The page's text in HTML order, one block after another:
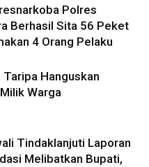
Polres
Berhasil Sita 56 Peket
4 Orang Pelaku
Taripa Hanguskan
Warga
Tindaklanjuti Laporan
Melibatkan Bupati,